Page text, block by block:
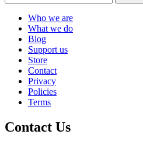
Who we are
What we do
Blog
Support us
Store
Contact
Privacy
Policies
Terms
Contact Us